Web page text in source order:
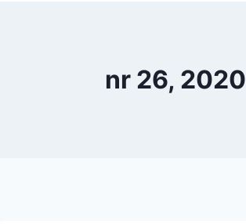
nr 26, 2020